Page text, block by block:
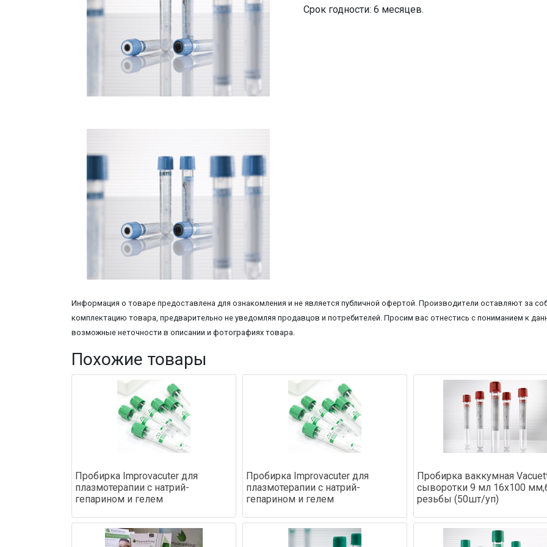
Срок годности: 6 месяцев.
Информация о товаре предоставлена для ознакомления и не является публичной офертой. Производители оставляют за
комплектацию товара, предварительно не уведомляя продавцов и потребителей. Просим вас отнестись с пониманием к
возможные неточности в описании и фотографиях товара.
Похожие товары
Пробирка Improvacuter для
плазмотерапии с натрий-
гепарином и гелем
Пробирка Improvacuter для
плазмотерапии с натрий-
гепарином и гелем
Пробирка ваккумная
сыворотки 9 мл 16х100
резьбы (50шт/уп)